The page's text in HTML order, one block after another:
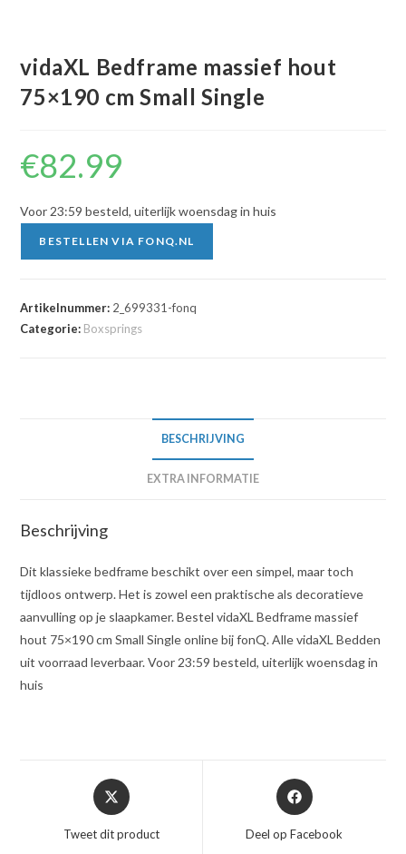
vidaXL Bedframe massief hout
75×190 cm Small Single
€82.99
Voor 23:59 besteld, uiterlijk woensdag in huis
BESTELLEN VIA FONQ.NL
Artikelnummer: 2_699331-fonq
Categorie: Boxsprings
BESCHRIJVING
EXTRA INFORMATIE
Beschrijving
Dit klassieke bedframe beschikt over een simpel, maar toch
tijdloos ontwerp. Het is zowel een praktische als decoratieve
aanvulling op je slaapkamer. Bestel vidaXL Bedframe massief
hout 75×190 cm Small Single online bij fonQ. Alle vidaXL Bedden
uit voorraad leverbaar. Voor 23:59 besteld, uiterlijk woensdag in
huis
Opent
in
nieuw
Tweet dit product
Opent
in
nieuw
Deel op Facebook